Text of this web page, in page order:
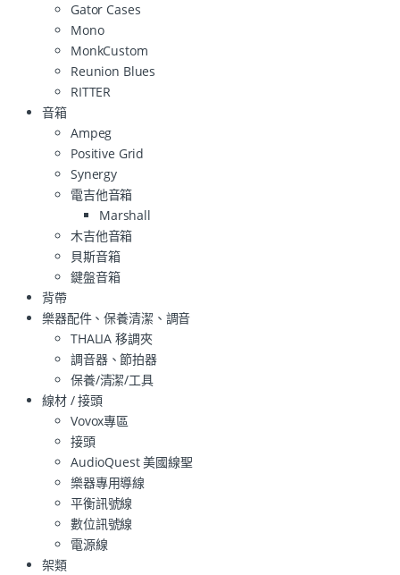
Gator Cases
Mono
MonkCustom
Reunion Blues
RITTER
音箱
Ampeg
Positive Grid
Synergy
電吉他音箱
Marshall
木吉他音箱
貝斯音箱
鍵盤音箱
背帶
樂器配件、保養清潔、調音
THALIA 移調夾
調音器、節拍器
保養/清潔/工具
線材 / 接頭
Vovox專區
接頭
AudioQuest 美國線聖
樂器專用導線
平衡訊號線
數位訊號線
電源線
架類